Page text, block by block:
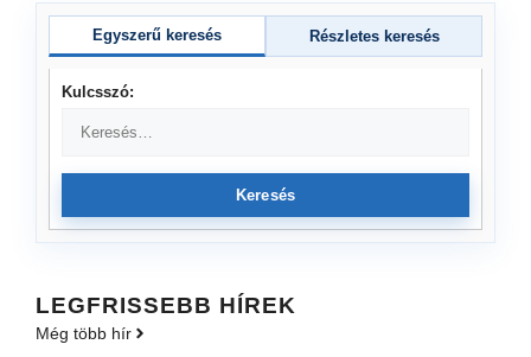
Egyszerű keresés Részletes keresés
Kulcsszó:
Keresés
LEGFRISSEBB HÍREK
Még több hír